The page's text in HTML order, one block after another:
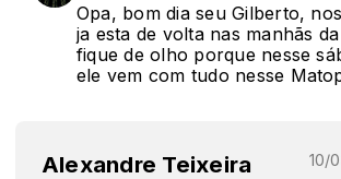
Opa, bom dia seu Gilberto,
ja esta de volta nas manhãs
fique de olho porque nesse
ele vem com tudo nesse
Alexandre Teixeira 10/